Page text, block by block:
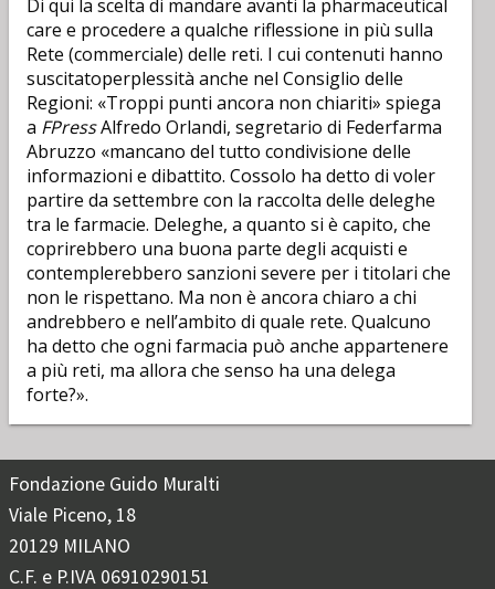
Di qui la scelta di mandare avanti la pharmaceutical
care e procedere a qualche riflessione in più sulla
Rete (commerciale) delle reti. I cui contenuti hanno
suscitatoperplessità anche nel Consiglio delle
Regioni: «Troppi punti ancora non chiariti» spiega
a FPressAlfredo Orlandi, segretario di Federfarma
Abruzzo «mancano del tutto condivisione delle
informazioni e dibattito. Cossolo ha detto di voler
partire da settembre con la raccolta delle deleghe
tra le farmacie. Deleghe, a quanto si è capito, che
coprirebbero una buona parte degli acquisti e
contemplerebbero sanzioni severe per i titolari che
non le rispettano. Ma non è ancora chiaro a chi
andrebbero e nell’ambito di quale rete. Qualcuno
ha detto che ogni farmacia può anche appartenere
a più reti, ma allora che senso ha una delega
forte?».
Fondazione Guido Muralti
Viale Piceno, 18
20129 MILANO
C.F. e P.IVA 06910290151